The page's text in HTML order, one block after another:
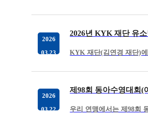
2026
03.23
2026
03.22